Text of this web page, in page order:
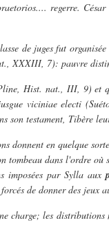
regerre.
de juges fut
XXXIII, 7): pauvre
Hist. nat., III, 9) et
viciniae electi
son testament, Tibère
donnent en quelque
dans l'ordre
imposées par Sylla aux
de donner des
charge; les